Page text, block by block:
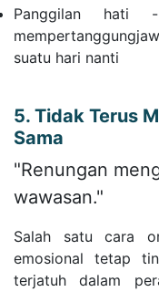
Panggilan
suatu hari nanti
5. Tidak Terus
Sama
"Renungan
wawasan."
Salah satu cara
emosional tetap
terjatuh dalam